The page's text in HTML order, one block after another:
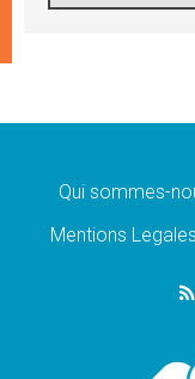
1ère
Qui sommes-
Mentions Legales